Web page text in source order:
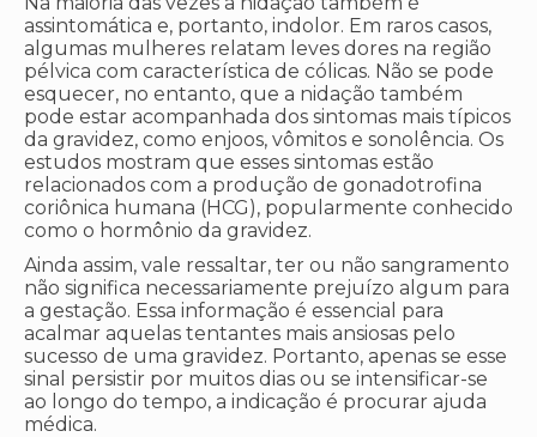
assintomática e, portanto, indolor. Em raros casos,
algumas mulheres relatam leves dores na região
pélvica com característica de cólicas. Não se pode
esquecer, no entanto, que a nidação também
pode estar acompanhada dos sintomas mais típicos
da gravidez, como enjoos, vômitos e sonolência. Os
estudos mostram que esses sintomas estão
relacionados com a produção de gonadotrofina
coriônica humana (HCG), popularmente conhecido
como o hormônio da gravidez.
Ainda assim, vale ressaltar, ter ou não sangramento
não significa necessariamente prejuízo algum para
a gestação. Essa informação é essencial para
acalmar aquelas tentantes mais ansiosas pelo
sucesso de uma gravidez. Portanto, apenas se esse
sinal persistir por muitos dias ou se intensificar-se
ao longo do tempo, a indicação é procurar ajuda
médica.